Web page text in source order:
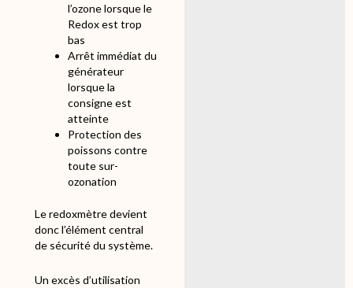
l’ozone lorsque le
Redox est trop
bas
Arrêt immédiat du
générateur
lorsque la
consigne est
atteinte
Protection des
poissons contre
toute sur-
ozonation
Le redoxmètre devient
donc l’élément central
de sécurité du système.
Un excès d’utilisation